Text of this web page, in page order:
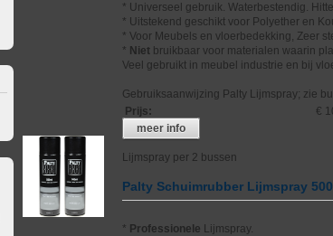
* Universeel gebruik. Waterbestendig.
* Uitstekend geschikt voor Polyether en
* Voor Meubels en vloerbedekking, Zeer
* Niet bruikbaar voor materialen waarin
Veel gebruikt in meubel industrie en bij
Gebruiksaanwijzing Palty Lijmspray; zie
Prijs:
€
meer info
Lijmspray per 2 bussen
Palty Schuimrubber Lijmspray
* Professionele Lijmspray.